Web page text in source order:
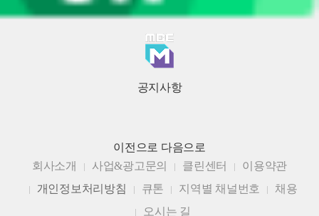
공지사항
이전으로 다음으로
회사소개
사업&광고문의 클린센터
이용약관
개인정보처리방침
큐톤 지역별 채널번호
채용
오시는 길